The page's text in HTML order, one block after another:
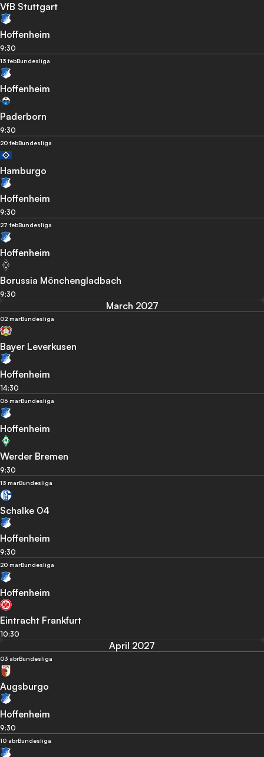
VfB Stuttgart
Hoffenheim
9:30
13 febBundesliga
Hoffenheim
Paderborn
9:30
20 febBundesliga
Hamburgo
Hoffenheim
9:30
27 febBundesliga
Hoffenheim
Borussia Mönchengladbach
9:30
March 2027
02 marBundesliga
Bayer Leverkusen
Hoffenheim
14:30
06 marBundesliga
Hoffenheim
Werder Bremen
9:30
13 marBundesliga
Schalke 04
Hoffenheim
9:30
20 marBundesliga
Hoffenheim
Eintracht Frankfurt
10:30
April 2027
03 abrBundesliga
Augsburgo
Hoffenheim
9:30
10 abrBundesliga